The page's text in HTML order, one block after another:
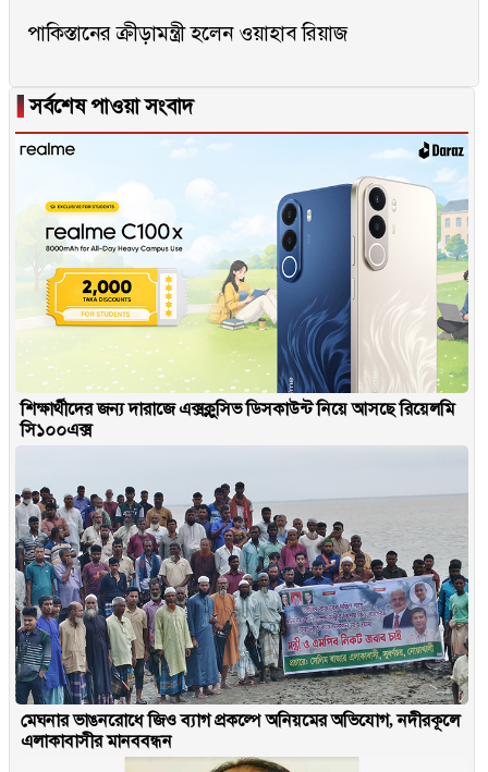
পাকিস্তানের ক্রীড়ামন্ত্রী হলেন ওয়াহাব রিয়াজ
▐সর্বশেষ পাওয়া সংবাদ
শিক্ষার্থীদের জন্য দারাজে এক্সক্লুসিভ ডিসকাউন্ট নিয়ে আসছে রিয়েলমি
সি১০০এক্স
মেঘনার ভাঙনরোধে জিও ব্যাগ প্রকল্পে অনিয়মের অভিযোগ, নদীরকূলে
এলাকাবাসীর মানববন্ধন